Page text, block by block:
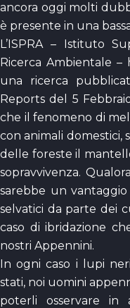
ancora oggi molti
è presente in una
L’ISPRA – Istituto
Ricerca Ambientale
una ricerca
Reports del 5
che il fenomeno di
con animali domestici,
delle foreste il
sopravvivenza.
sarebbe un
selvatici da parte dei
caso di ibridazione
nostri Appennini.
In ogni caso i lupi
stati, noi uomini
poterli osservare in